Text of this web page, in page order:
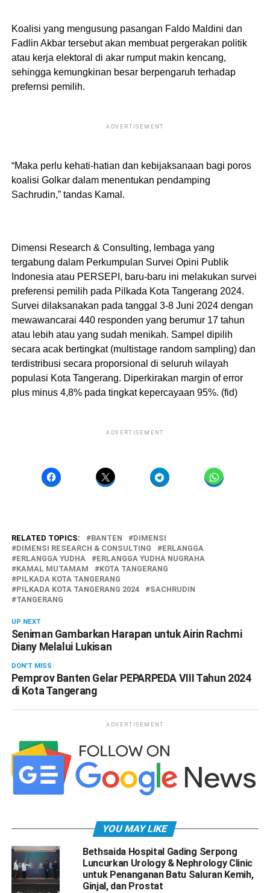
Koalisi yang mengusung pasangan Faldo Maldini dan
Fadlin Akbar tersebut akan membuat pergerakan politik
atau kerja elektoral di akar rumput makin kencang,
sehingga kemungkinan besar berpengaruh terhadap
prefernsi pemilih.
ADVERTISEMENT
“Maka perlu kehati-hatian dan kebijaksanaan bagi poros
koalisi Golkar dalam menentukan pendamping
Sachrudin,” tandas Kamal.
Dimensi Research & Consulting, lembaga yang
tergabung dalam Perkumpulan Survei Opini Publik
Indonesia atau PERSEPI, baru-baru ini melakukan survei
preferensi pemilih pada Pilkada Kota Tangerang 2024.
Survei dilaksanakan pada tanggal 3-8 Juni 2024 dengan
mewawancarai 440 responden yang berumur 17 tahun
atau lebih atau yang sudah menikah. Sampel dipilih
secara acak bertingkat (multistage random sampling) dan
terdistribusi secara proporsional di seluruh wilayah
populasi Kota Tangerang. Diperkirakan margin of error
plus minus 4,8% pada tingkat kepercayaan 95%. (fid)
ADVERTISEMENT
RELATED TOPICS: BANTEN
DIMENSI
DIMENSI RESEARCH & CONSULTING
ERLANGGA
ERLANGGA YUDHA
ERLANGGA YUDHA NUGRAHA
KAMAL MUTAMAM
KOTA TANGERANG
PILKADA KOTA TANGERANG
PILKADA KOTA TANGERANG 2024
SACHRUDIN
TANGERANG
UP NEXT
Seniman Gambarkan Harapan untuk Airin Rachmi
Diany Melalui Lukisan
DON'T MISS
Pemprov Banten Gelar PEPARPEDA VIII Tahun 2024
di Kota Tangerang
ADVERTISEMENT
YOU MAY LIKE
Bethsaida Hospital Gading Serpong
Luncurkan Urology & Nephrology Clinic
untuk Penanganan Batu Saluran Kemih,
Ginjal, dan Prostat